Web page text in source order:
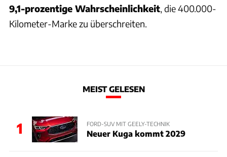
9,1-prozentige Wahrscheinlichkeit, die 400.000-
Kilometer-Marke zu überschreiten.
MEIST GELESEN
1 FORD-SUV MIT GEELY-TECHNIK
Neuer Kuga kommt 2029